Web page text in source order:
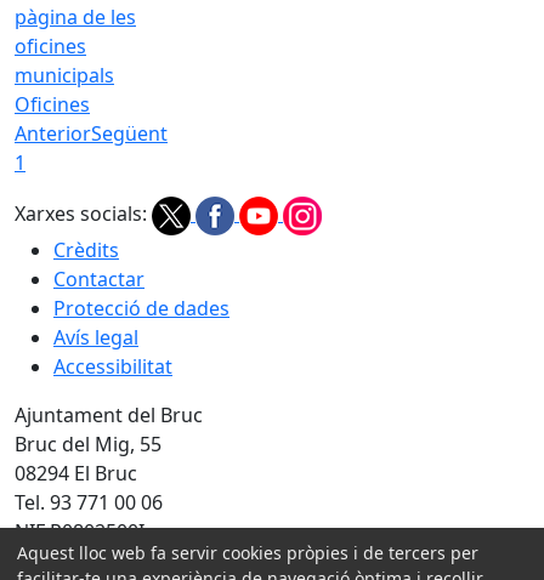
Oficines
AnteriorSegüent
1
Xarxes socials:
Crèdits
Contactar
Protecció de dades
Avís legal
Accessibilitat
Ajuntament del Bruc
Bruc del Mig, 55
08294 El Bruc
Tel. 93 771 00 06
NIF P0802500I
Aquest lloc web fa servir cookies pròpies i de tercers per